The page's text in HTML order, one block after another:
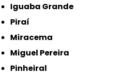
Iguaba Grande
Piraí
Miracema
Miguel Pereira
Pinheiral